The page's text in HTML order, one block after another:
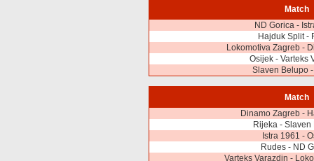
Match
ND Gorica -
Hajduk Split -
Lokomotiva Zagreb -
Osijek - Varteks
Slaven Belupo
Match
Dinamo Zagreb -
Rijeka - Slaven
Istra 1961 -
Rudes - ND
Varteks Varazdin -